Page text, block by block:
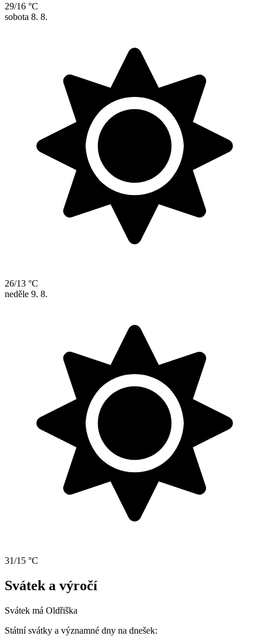
29/16 °C
sobota 8. 8.
26/13 °C
neděle 9. 8.
31/15 °C
Svátek a výročí
Svátek má Oldřiška
Státní svátky a významné dny na dnešek: